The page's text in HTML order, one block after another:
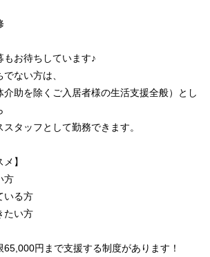
お待ちしています♪
ない方は、
助を除くご入居者様の生活支援全般）とし
タッフとして勤務できます。
】
方
いる方
たい方
円まで支援する制度があります！